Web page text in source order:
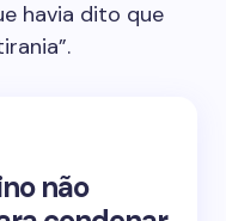
havia dito que
não